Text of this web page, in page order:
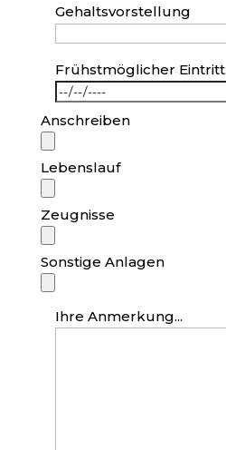
Gehaltsvorstellung
Frühstmöglicher Eintritt
Anschreiben
Lebenslauf
Zeugnisse
Sonstige Anlagen
Ihre Anmerkung...